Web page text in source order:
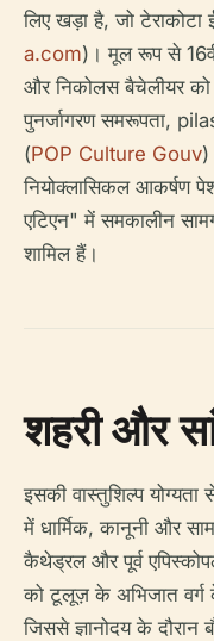
लिए खड़ा है, जो टेराकोटा
a.com)। मूल रूप से
और निकोलस बैचेलीयर को
पुनर्जागरण समरूपता,
(POP Culture Gouv
नियोक्लासिकल आकर्षण
एटिएन" में समकालीन
शामिल हैं।
शहरी और
इसकी वास्तुशिल्प
में धार्मिक, कानूनी और
कैथेड्रल और पूर्व
को टूलूज़ के अभिजात वर्ग
जिससे ज्ञानोदय के दौरान